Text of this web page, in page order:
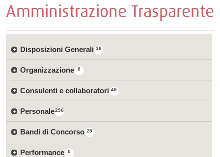
Amministrazione Trasparente
38
Disposizioni Generali
0
Organizzazione
49
Consulenti e collaboratori
296
Personale
25
Bandi di Concorso
0
Performance